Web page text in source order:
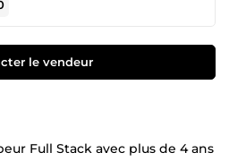
le vendeur
Full Stack avec plus de 4 ans